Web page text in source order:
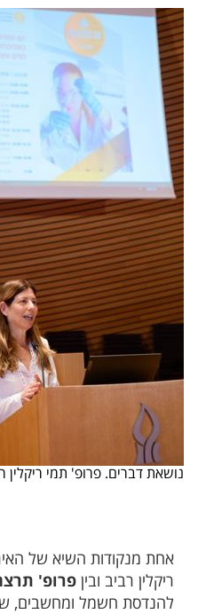
נושאת דברים. פרופ' תמי ריקלין
אחת מנקודות השיא של
ריקלין רביב וביןפרופ'
להנדסת חשמל ומחשבים,